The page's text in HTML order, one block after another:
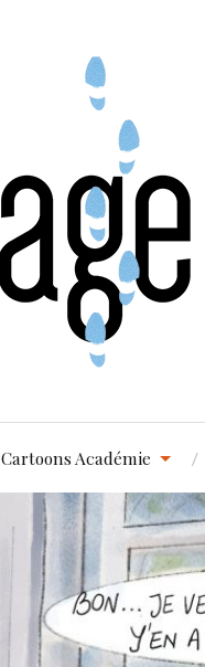
Cartoons Académie